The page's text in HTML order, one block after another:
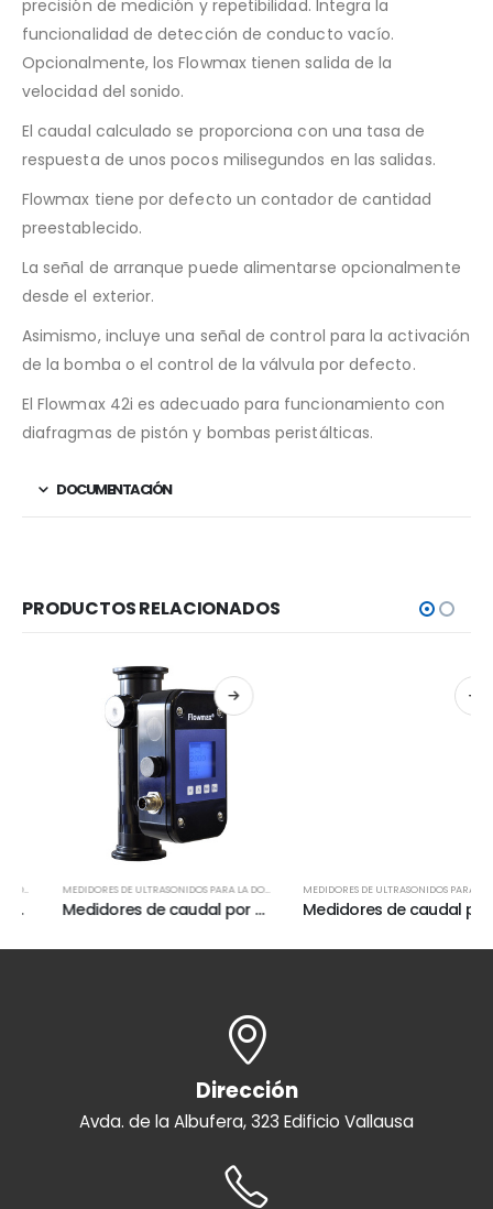
precisión de medición y repetibilidad. Integra la
funcionalidad de detección de conducto vacío.
Opcionalmente, los Flowmax tienen salida de la
velocidad del sonido.
El caudal calculado se proporciona con una tasa de
respuesta de unos pocos milisegundos en las salidas.
Flowmax tiene por defecto un contador de cantidad
preestablecido.
La señal de arranque puede alimentarse opcionalmente
desde el exterior.
Asimismo, incluye una señal de control para la activación
de la bomba o el control de la válvula por defecto.
El Flowmax 42i es adecuado para funcionamiento con
diafragmas de pistón y bombas peristálticas.
DOCUMENTACIÓN
PRODUCTOS RELACIONADOS
MEDIDORES DE ULTRASONIDOS PARA LA DOSIFICACIÓN
Medidores de caudal por ultrasonidos Flowmax 44i
MEDIDORES DE ULTRASONIDOS PARA LA DOSIFICACIÓN
Medidores de caudal por ultrasonidos Flowmax 42i
Dirección
Avda. de la Albufera, 323 Edificio Vallausa